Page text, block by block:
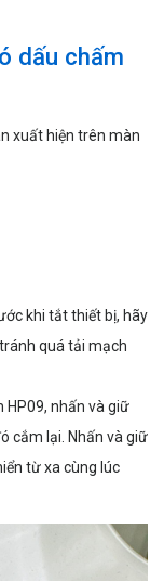
dấu chấm
xuất hiện trên màn
khi tắt thiết bị, hãy
quá tải mạch
HP09, nhấn và giữ
cắm lại. Nhấn và giữ
từ xa cùng lúc